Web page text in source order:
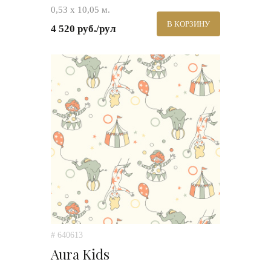
0,53 х 10,05 м.
4 520 руб./рул В КОРЗИНУ
# 640613
Aura Kids